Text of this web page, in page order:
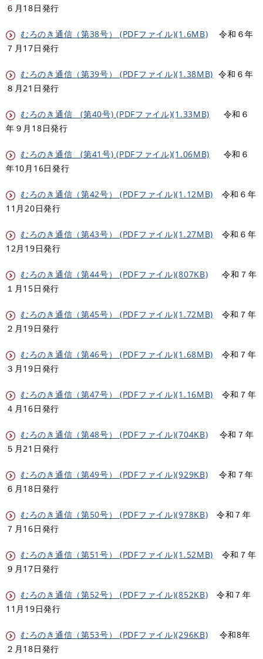
６月18日発行
むろのき通信（第38号） (PDFファイル)(1.6MB) 令和６年
７月17日発行
むろのき通信（第39号） (PDFファイル)(1.38MB) 令和６年
８月21日発行
むろのき通信 (第40号) (PDFファイル)(1.33MB) 令和６
年９月18日発行
むろのき通信 (第41号) (PDFファイル)(1.06MB) 令和６
年10月16日発行
むろのき通信（第42号） (PDFファイル)(1.12MB) 令和６年
11月20日発行
むろのき通信（第43号） (PDFファイル)(1.27MB) 令和６年
12月19日発行
むろのき通信（第44号） (PDFファイル)(807KB) 令和７年
１月15日発行
むろのき通信（第45号） (PDFファイル)(1.72MB) 令和７年
２月19日発行​
むろのき通信（第46号） (PDFファイル)(1.68MB) 令和７年
３月19日発行
むろのき通信（第47号） (PDFファイル)(1.16MB) 令和７年
４月16日発行
むろのき通信（第48号） (PDFファイル)(704KB) 令和７年
５月21日発行
むろのき通信（第49号） (PDFファイル)(929KB) 令和７年
６月18日発行
むろのき通信（第50号） (PDFファイル)(978KB) 令和７年
７月16日発行
むろのき通信（第51号） (PDFファイル)(1.52MB) 令和７年
９月17日発行
むろのき通信（第52号） (PDFファイル)(852KB) 令和７年
11月19日発行
むろのき通信（第53号） (PDFファイル)(296KB) 令和8年
２月18日発行